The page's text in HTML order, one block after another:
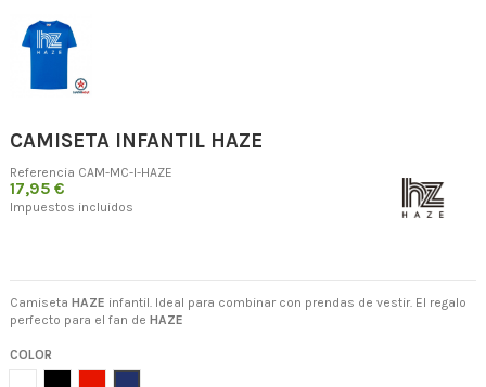
CAMISETA INFANTIL HAZE
Referencia CAM-MC-I-HAZE
17,95 €
Impuestos incluidos
Camiseta HAZE infantil. Ideal para combinar con prendas de vestir. El regalo
perfecto para el fan de HAZE
COLOR